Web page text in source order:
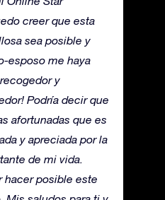
creer que esta
sea posible y
esposo me haya
y
Podría decir que
afortunadas que es
y apreciada por la
de mi vida.
hacer posible este